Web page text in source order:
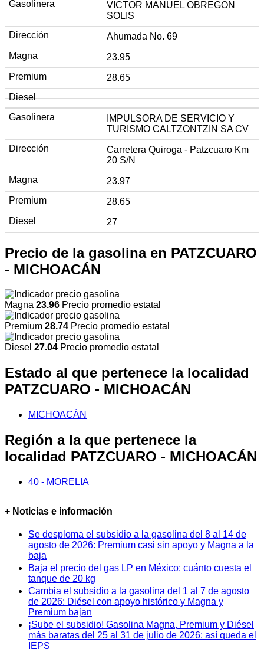
VICTOR MANUEL OBREGON
SOLIS
Ahumada No. 69
23.95
28.65
IMPULSORA DE SERVICIO Y
TURISMO CALTZONTZIN SA CV
Carretera Quiroga - Patzcuaro Km
20 S/N
23.97
28.65
27
Precio de la gasolina en PATZCUARO
- MICHOACÁN
Magna 23.96 Precio promedio estatal
Premium 28.74 Precio promedio estatal
Diesel 27.04 Precio promedio estatal
Estado al que pertenece la localidad
PATZCUARO - MICHOACÁN
MICHOACÁN
Región a la que pertenece la
localidad PATZCUARO - MICHOACÁN
40 - MORELIA
+ Noticias e información
Se desploma el subsidio a la gasolina del 8 al 14 de
agosto de 2026: Premium casi sin apoyo y Magna a la
baja
Baja el precio del gas LP en México: cuánto cuesta el
tanque de 20 kg
Cambia el subsidio a la gasolina del 1 al 7 de agosto
de 2026: Diésel con apoyo histórico y Magna y
Premium bajan
¡Sube el subsidio! Gasolina Magna, Premium y Diésel
más baratas del 25 al 31 de julio de 2026: así queda el
IEPS